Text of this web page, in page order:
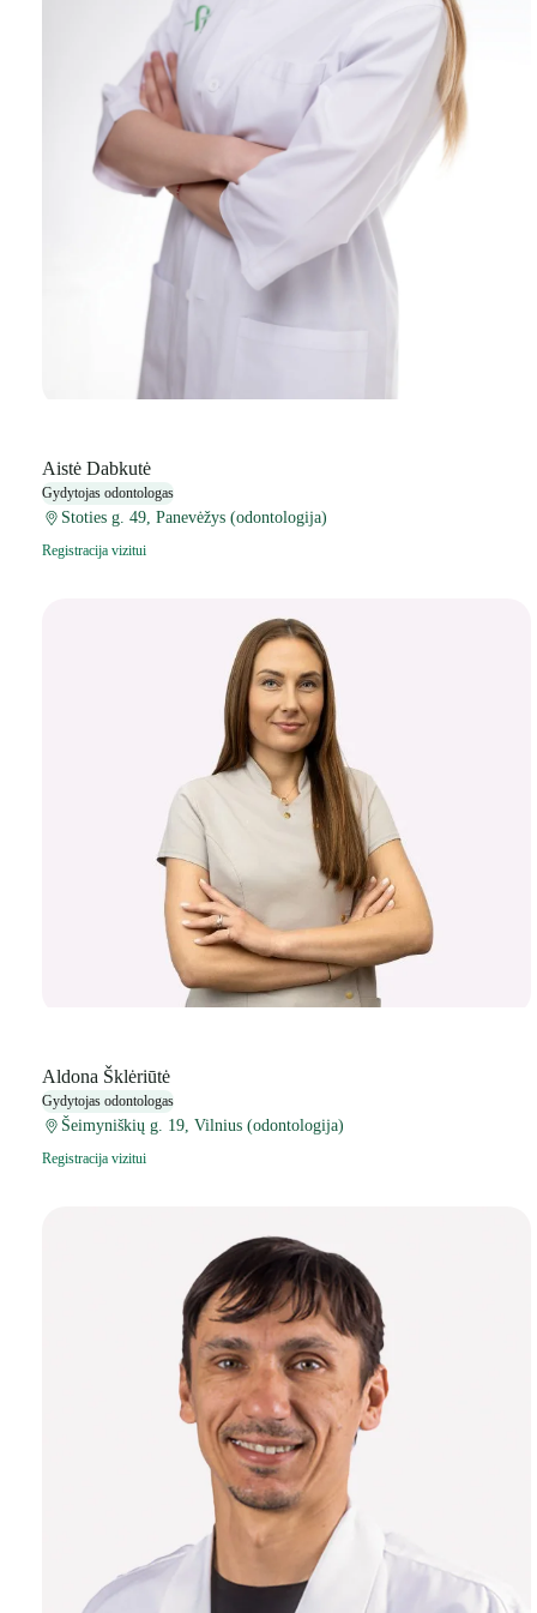
Aistė Dabkutė
Gydytojas odontologas
Stoties g. 49, Panevėžys (odontologija)
Registracija vizitui
Aldona Šklėriūtė
Gydytojas odontologas
Šeimyniškių g. 19, Vilnius (odontologija)
Registracija vizitui